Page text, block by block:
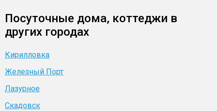
Посуточные дома, коттеджи в
других городах
Кирилловка
Железный Порт
Лазурное
Скадовск